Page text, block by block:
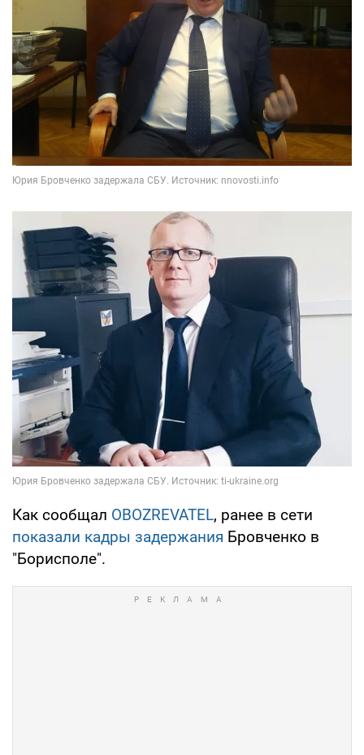
Как сообщал OBOZREVATEL, ранее в сети
показали кадры задержания Бровченко в
"Борисполе".